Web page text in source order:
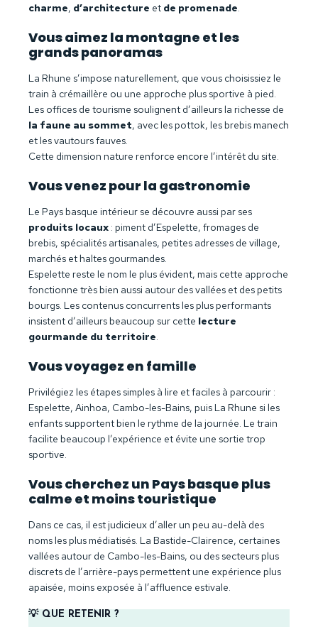
charme, d’architecture et de promenade.
Vous aimez la montagne et les
grands panoramas
La Rhune s’impose naturellement, que vous choisissiez le
train à crémaillère ou une approche plus sportive à pied.
Les offices de tourisme soulignent d’ailleurs la richesse de
la faune au sommet, avec les pottok, les brebis manech
et les vautours fauves.
Cette dimension nature renforce encore l’intérêt du site.
Vous venez pour la gastronomie
Le Pays basque intérieur se découvre aussi par ses
produits locaux : piment d’Espelette, fromages de
brebis, spécialités artisanales, petites adresses de village,
marchés et haltes gourmandes.
Espelette reste le nom le plus évident, mais cette approche
fonctionne très bien aussi autour des vallées et des petits
bourgs. Les contenus concurrents les plus performants
insistent d’ailleurs beaucoup sur cette lecture
gourmande du territoire.
Vous voyagez en famille
Privilégiez les étapes simples à lire et faciles à parcourir :
Espelette, Ainhoa, Cambo-les-Bains, puis La Rhune si les
enfants supportent bien le rythme de la journée. Le train
facilite beaucoup l’expérience et évite une sortie trop
sportive.
Vous cherchez un Pays basque plus
calme et moins touristique
Dans ce cas, il est judicieux d’aller un peu au-delà des
noms les plus médiatisés. La Bastide-Clairence, certaines
vallées autour de Cambo-les-Bains, ou des secteurs plus
discrets de l’arrière-pays permettent une expérience plus
apaisée, moins exposée à l’affluence estivale.
💡 QUE RETENIR ?